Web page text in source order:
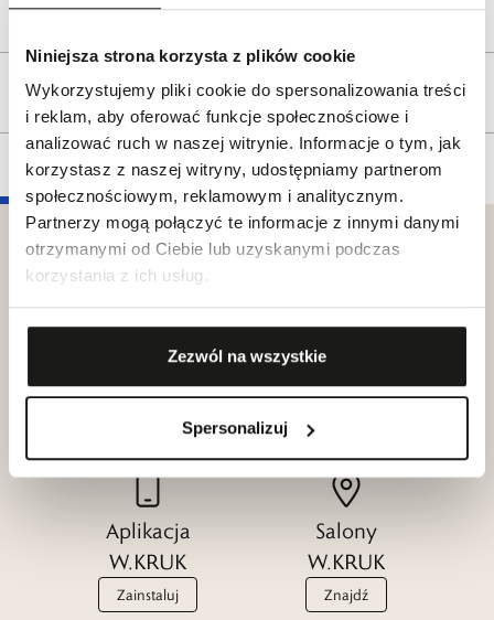
Niniejsza strona korzysta z plików cookie
Wykorzystujemy pliki cookie do spersonalizowania treści
i reklam, aby oferować funkcje społecznościowe i
analizować ruch w naszej witrynie. Informacje o tym, jak
korzystasz z naszej witryny, udostępniamy partnerom
społecznościowym, reklamowym i analitycznym.
Partnerzy mogą połączyć te informacje z innymi danymi
otrzymanymi od Ciebie lub uzyskanymi podczas
korzystania z ich usług.
Zezwól na wszystkie
Spersonalizuj
Reklamacje i zwroty
Tagi
Klub dla
Przyjaciół
W.KRUK
Katalogi
Aplikacja
W.KRUK
Zainstaluj
Salony
W.KRUK
Znajdź